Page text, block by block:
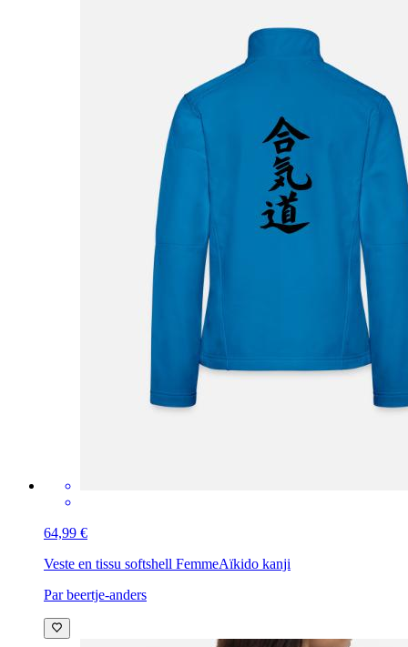
64,99 €
Veste en tissu softshell FemmeAïkido kanji
Par beertje-anders